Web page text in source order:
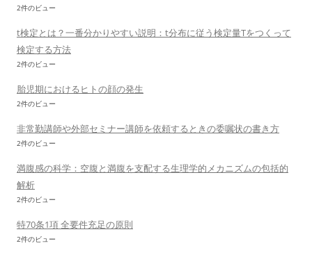
2件のビュー
t検定とは？一番分かりやすい説明：t分布に従う検定量Tをつくって
検定する方法
2件のビュー
胎児期におけるヒトの顔の発生
2件のビュー
非常勤講師や外部セミナー講師を依頼するときの委嘱状の書き方
2件のビュー
満腹感の科学：空腹と満腹を支配する生理学的メカニズムの包括的
解析
2件のビュー
特70条1項 全要件充足の原則
2件のビュー